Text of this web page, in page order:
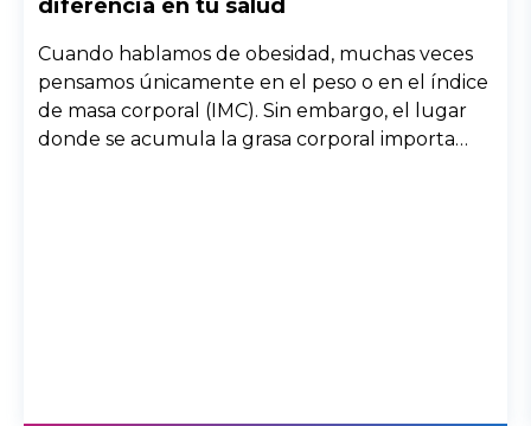
diferencia en tu salud
Cuando hablamos de obesidad, muchas veces
pensamos únicamente en el peso o en el índice
de masa corporal (IMC). Sin embargo, el lugar
donde se acumula la grasa corporal importa